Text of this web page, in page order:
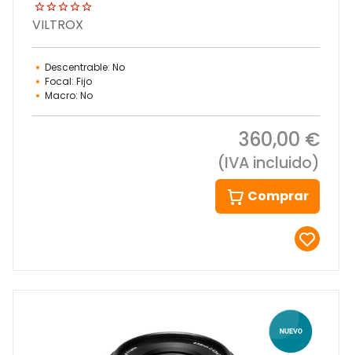
VILTROX
Descentrable: No
Focal: Fijo
Macro: No
360,00 €
(IVA incluido)
Comprar